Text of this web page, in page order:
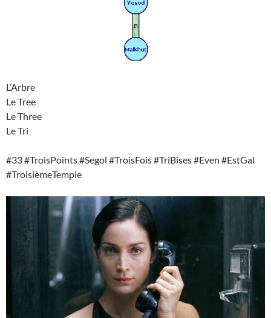
L’Arbre
Le Tree
Le Three
Le Tri
#33 #TroisPoints #Segol #TroisFois #TriBises #Even #EstGal
#TroisièmeTemple